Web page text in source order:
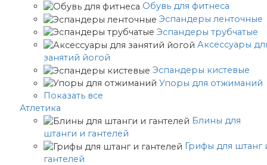
Обувь для фитнеса
Эспандеры ленточные
Эспандеры трубчатые
Аксессуары
занятий йогой
Эспандеры кистевые
Упоры для отжиманий
Показать все
Атлетика
Блины для
штанги и гантелей
Грифы для штанг
гантелей